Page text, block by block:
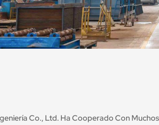
Co., Ltd. Ha Cooperado Con